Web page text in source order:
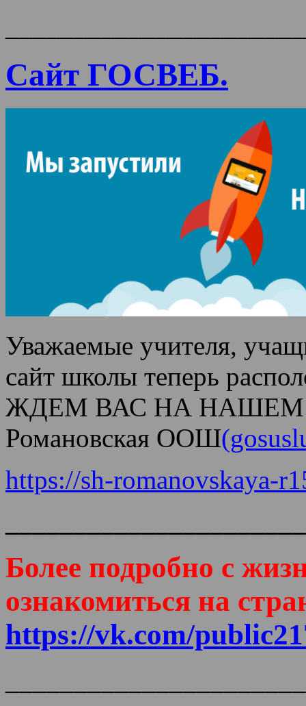
Сайт ГОСВЕБ.
Уважаемые учителя,
сайт школы теперь
ЖДЕМ ВАС НА
Романовская ООШ
https://sh-romanovskaya-
Более подробно с
ознакомиться на
https://vk.com/